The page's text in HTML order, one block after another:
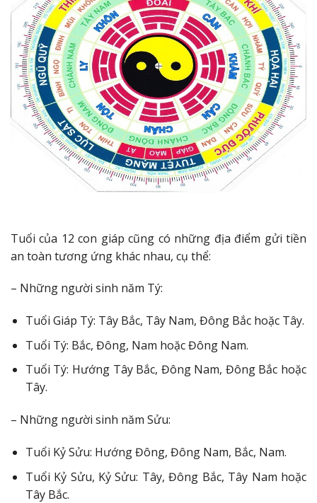
Tuổi của 12 con giáp cũng có những địa điểm gửi tiền
an toàn tương ứng khác nhau, cụ thể:
– Những người sinh năm Tý:
Tuổi Giáp Tý: Tây Bắc, Tây Nam, Đông Bắc hoặc Tây.
Tuổi Tý: Bắc, Đông, Nam hoặc Đông Nam.
Tuổi Tý: Hướng Tây Bắc, Đông Nam, Đông Bắc hoặc
Tây.
– Những người sinh năm Sửu:
Tuổi Kỷ Sửu: Hướng Đông, Đông Nam, Bắc, Nam.
Tuổi Kỷ Sửu, Kỷ Sửu: Tây, Đông Bắc, Tây Nam hoặc
Tây Bắc.